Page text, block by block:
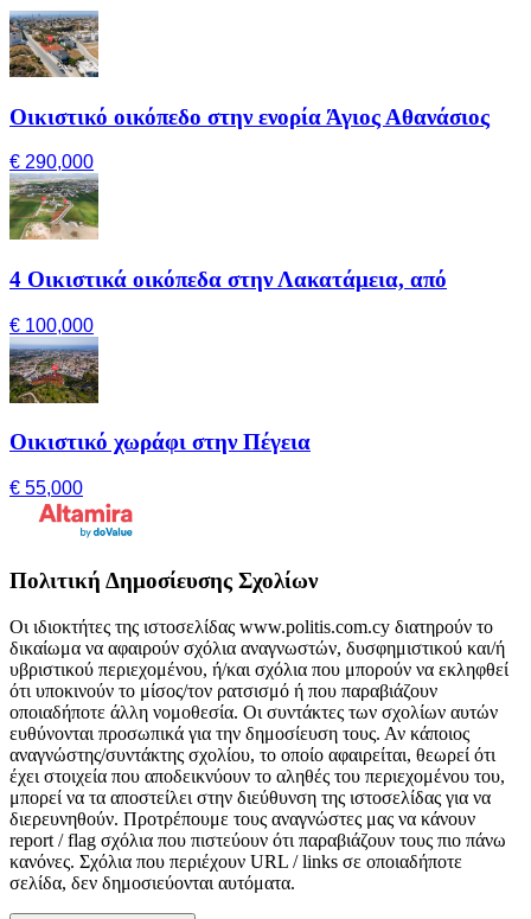
Οικιστικό οικόπεδο στην ενορία Άγιος Αθανάσιος
€ 290,000
4 Οικιστικά οικόπεδα στην Λακατάμεια, από
€ 100,000
Οικιστικό χωράφι στην Πέγεια
€ 55,000
Πολιτική Δημοσίευσης Σχολίων
Οι ιδιοκτήτες της ιστοσελίδας www.politis.com.cy διατηρούν το
δικαίωμα να αφαιρούν σχόλια αναγνωστών, δυσφημιστικού και/ή
υβριστικού περιεχομένου, ή/και σχόλια που μπορούν να εκληφθεί
ότι υποκινούν το μίσος/τον ρατσισμό ή που παραβιάζουν
οποιαδήποτε άλλη νομοθεσία. Οι συντάκτες των σχολίων αυτών
ευθύνονται προσωπικά για την δημοσίευση τους. Αν κάποιος
αναγνώστης/συντάκτης σχολίου, το οποίο αφαιρείται, θεωρεί ότι
έχει στοιχεία που αποδεικνύουν το αληθές του περιεχομένου του,
μπορεί να τα αποστείλει στην διεύθυνση της ιστοσελίδας για να
διερευνηθούν. Προτρέπουμε τους αναγνώστες μας να κάνουν
report / flag σχόλια που πιστεύουν ότι παραβιάζουν τους πιο πάνω
κανόνες. Σχόλια που περιέχουν URL / links σε οποιαδήποτε
σελίδα, δεν δημοσιεύονται αυτόματα.